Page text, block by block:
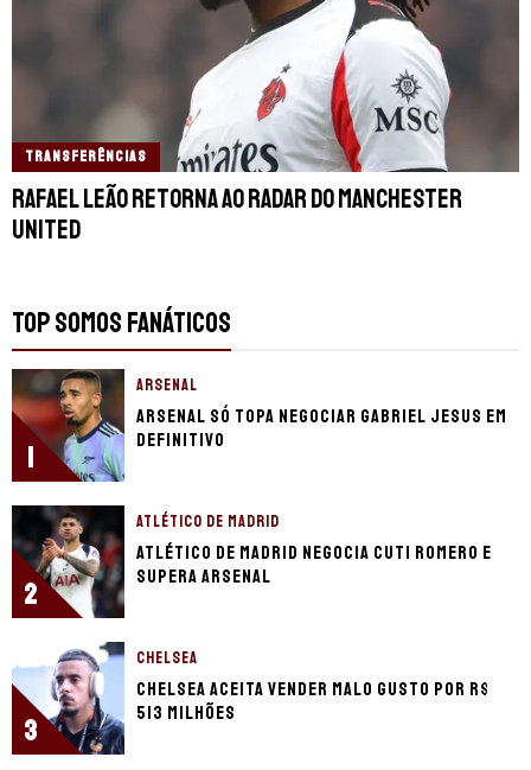
TRANSFERÊNCIAS
Rafael Leão retorna ao radar do Manchester
United
TOP SOMOS FANÁTICOS
1
ARSENAL
Arsenal só topa negociar Gabriel Jesus em
definitivo
2
ATLÉTICO DE MADRID
Atlético de Madrid negocia Cuti Romero e
supera Arsenal
3
CHELSEA
Chelsea aceita vender Malo Gusto por R$
513 milhões